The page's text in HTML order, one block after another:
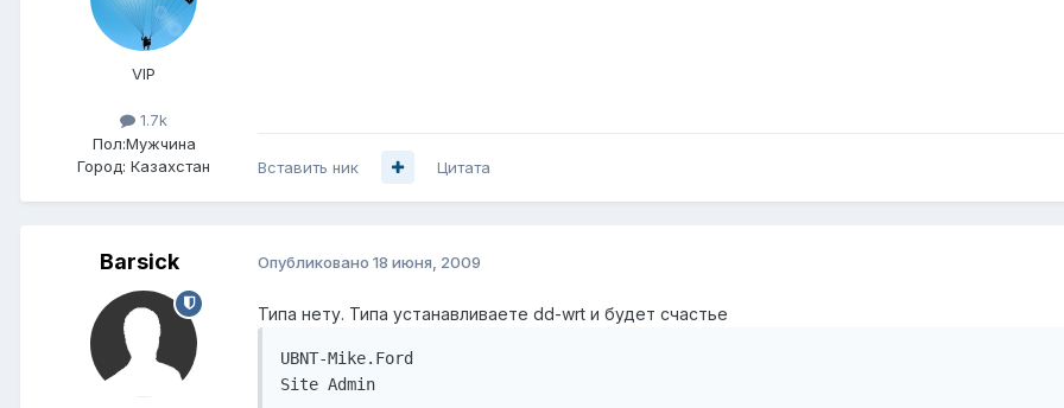
VIP
1.7k
Пол:Мужчина
Город: Казахстан Вставить ник Цитата
Barsick Опубликовано 18 июня, 2009
Типа нету. Типа устанавливаете dd-wrt и будет счастье
UBNT-Mike.Ford
Site Admin